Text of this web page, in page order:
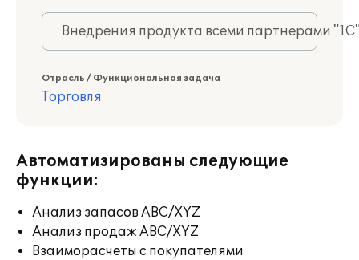
Внедрения продукта всеми партнерами
Отрасль / Функциональная задача
Торговля
Автоматизированы следующие
функции:
Анализ запасов ABC/XYZ
Анализ продаж ABC/XYZ
Взаиморасчеты с покупателями